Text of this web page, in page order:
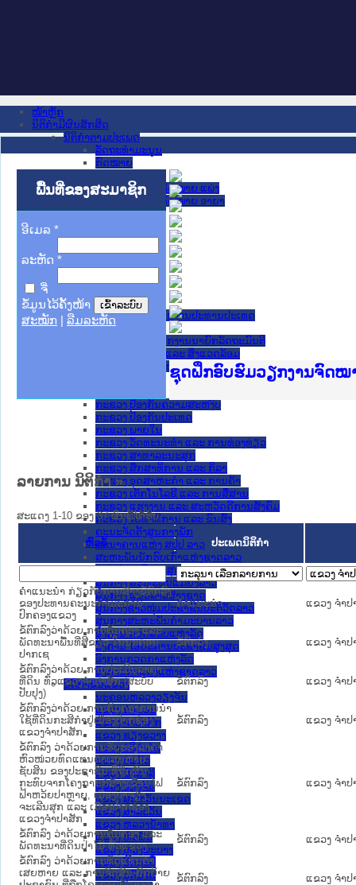
ໜ້າຫຼັກ
ນິຕິກໍາມີຜົນສັກສິດ
ນິຕິກໍາຕາມປະເພດ
ລັດຖະທໍາມະນູນ
ກົດໝາຍ
ປະມວນກົດໝາຍ ແພ່ງ
ປະມວນກົດໝາຍ ອາຍາ
ມະຕິຕົກລົງ
ລັດຖະດໍາລັດ
ດໍາລັດ
ຄໍາສັ່ງ
ນິຕິກໍາຂັ້ນສູນກາງ
ຫ້ອງວ່າການສໍານັກງານປະທານປະເທດ
ສະພາແຫ່ງຊາດ
ຫ້ອງວ່າການສຳນັກງານນາຍົກລັດຖະມົນຕີ
ກະຊວງ ກະສິກຳ ແລະ ສິ່ງແວດລ້ອມ
ກະຊວງ ການຕ່າງປະເທດ
ກະຊວງ ປ້ອງກັນຄວາມສະຫງົບ
ກະຊວງ ປ້ອງກັນປະເທດ
ກະຊວງ ພາຍໃນ
ກະຊວງ ວັດທະນະທຳ ແລະ ການທ່ອງທ່ຽວ
ກະຊວງ ສາທາລະນະສຸກ
ກະຊວງ ສຶກສາທິການ ແລະ ກິລາ
ກະຊວງ ອຸດສາຫະກຳ ແລະ ການຄ້າ
ກະຊວງ ເຕັກໂນໂລຊີ ແລະ ການສື່ສານ
ກະຊວງ ແຮງງານ ແລະ ສະຫວັດດີການສັງຄົມ
ກະຊວງ ໂຍທາທິການ ແລະ ຂົນສົ່ງ
ຄະນະຈັດຕັ້ງສູນກາງພັກ
ທະນາຄານແຫ່ງ ສປປ ລາວ
ສະຫະພັນນັກຮົບເກົ່າແຫ່ງຊາດລາວ
ສານປະຊາຊົນສູງສຸດ
ສູນກາງ ສະຫະພັນແມ່ຍິງລາວ
ສູນກາງ ແນວລາວສ້າງຊາດ
ສູນກາງຊາວໜຸ່ມປະຊາຊົນປະຕິວັດລາວ
ສູນກາງສະຫະພັນກຳມະບານລາວ
ອົງການ ກວດສອບແຫ່ງລັດ
ອົງການ ໄອຍະການປະຊາຊົນສູງສຸດ
ອົງການກວດກາແຫ່ງລັດ
ອົງການກາແດງແຫ່ງຊາດລາວ
ນິຕິກໍາຂັ້ນແຂວງ
ນະ​ຄອນ​ຫລວງວຽງຈັນ
ແຂວງ ຄໍາມ່ວນ
ແຂວງ ຈໍາປາສັກ
ແຂວງ ຊຽງຂວາງ
ແຂວງ ບໍລິຄໍາໄຊ
ແຂວງ ບໍ່ແກ້ວ
ແຂວງ ຜົ້ງສາລີ
ແຂວງ ວຽງຈັນ
ແຂວງ ສະຫວັນນະເຂດ
ແຂວງ ສາລະວັນ
ແຂວງ ຫລວງນໍ້າທາ
ແຂວງ ຫົວພັນ
ແຂວງ ຫຼວງພະບາງ
ແຂວງ ອັດຕະປື
ແຂວງ ອຸດົມໄຊ
ພື້ນທີ່ຂອງສະມາຊິກ
ອີເມລ *
ລະຫັດ *
ຈື່
ຂໍ້ມູນໄວ້ຄັ້ງໜ້າ
ສະໝັກ
ລືມລະຫັດ
Ministry of Justice Lao
ເຜີຍແຜ່ວັບໄຊຈົດໝາຍເຫດ
ກະຊວງຍຸຕິທຳ
ຊຸດຝຶກອົບຮົມວຽກງານຈົດໝ
ກອງປະຊຸມທົບທວນຄືນການ
ຝຶກອົບຮົມ ຜູ່ປະສານງານວຽ
ຝຶກອົບຮົມ ຜູ່ປະສານງານວຽ
ເຜີຍແຜ່ແອັບກົດໝາຍລາວ ແ
ເຜີຍແຜ່ແອັບກົດໝາຍລາວ ແ
ຍົກລະດັບວຽກງານຈົດໝາຍ
ຊຸດຝຶກອົບຮົມວຽກງານຈົດໝ
ລາຍການ ນິຕິກໍາ »
ສະແດງ 1-10 ຂອງ 37 ຜົນທີ່ໄດ້ຮັບ.
ຫົວຂໍ້ ປະເພດນິຕິກຳ
ຄຳແນະນຳ ກ່ຽວກັບການສ້າງຂໍ້ຕົກລົງ
ຂອງປະທານຄະນະກຳມະການ
ປົກຄອງແຂວງ
ຄໍາແນະນໍາ ແຂວງ ຈໍາປ
ຂໍ້ຕົກລົງວ່າດ້ວຍ ການຄຸ້ມຄອງ ແລະ
ພັດທະນາພື້ນທີ່ສີຂຽວ ໃນນະຄອນ
ປາກເຊ
ຂໍ້ຕົກລົງ ແຂວງ ຈໍາປ
ຂໍ້ຕົກລົງວ່າດ້ວຍ ການປະເມີນລາຄາ
ທີ່ດິນ ທົ່ວແຂວງຈໍາປາສັກ (ສະບັບ
ປັບປຸງ)
ຂໍ້ຕົກລົງ ແຂວງ ຈໍາປ
ຂໍ້ຕົກລົງວ່າດ້ວຍ ການຄຸ້ມຄອງການນໍາ
ໃຊ້ທີ່ດິນກະສິກໍາຢູ່ເມືອງປາກຊ່ອງ
ແຂວງຈໍາປາສັກ
ຂໍ້ຕົກລົງ ແຂວງ ຈໍາປ
ຂໍ້ຕົກລົງ ວ່າດ້ວຍການຮັບຮອງລາຄາ
ຫົວໜ່ວຍທົດແທນຄ່າເສຍຫາຍ
ຊັບສິນ ຂອງປະຊາຊົນ ທີ່ຖືກຜົນ
ກະທົບຈາກໂຄງການກໍ່ສ້າງເຂື່ອນໄຟ
ຟ້າຫວ້ຍປາຫຼາຍ, ເມືອງບາຈຽງ
ຈະເລີນສຸກ ແລະ ເມືອງປາກຊ່ອງ
ແຂວງຈໍາປາສັກ
ຂໍ້ຕົກລົງ ແຂວງ ຈໍາປ
ຂໍ້ຕົກລົງ ວ່າດ້ວຍການຄຸ້ມຄອງ ແລະ
ພັດທະນາທີ່ດິນປ່າໄມ້ ທົ່ວແຂວງ
ຂໍ້ຕົກລົງ
ແຂວງ ຈໍາປ
ຂໍ້ຕົກລົງ ວ່າດ້ວຍການທົດແທນຄ່າ
ເສຍຫາຍ ແລະ ການຈັດສັນ-ຍົກຍ້າຍ
ຂໍ້ຕົກລົງ ແຂວງ ຈໍາປ